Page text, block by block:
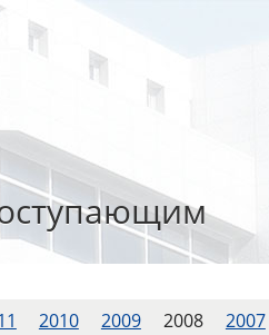
2010 2009 2008 2007